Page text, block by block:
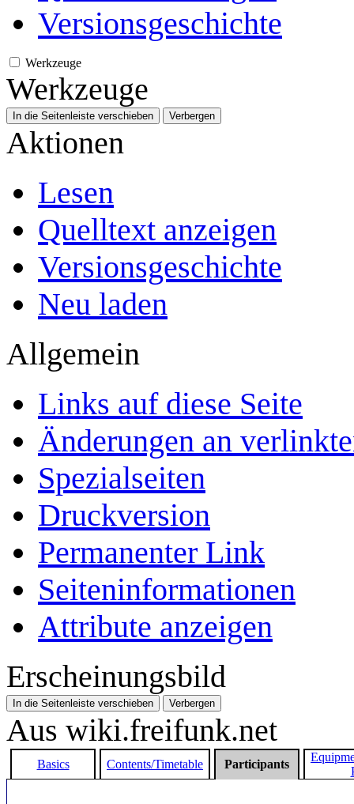
Versionsgeschichte
Werkzeuge
Werkzeuge
In die Seitenleiste verschieben Verbergen
Aktionen
Lesen
Quelltext anzeigen
Versionsgeschichte
Neu laden
Allgemein
Links auf diese Seite
Änderungen an
Spezialseiten
Druckversion
Permanenter Link
Seiten­­informationen
Attribute anzeigen
Erscheinungsbild
In die Seitenleiste verschieben Verbergen
Aus wiki.freifunk.net
Basics Contents/Timetable Participants